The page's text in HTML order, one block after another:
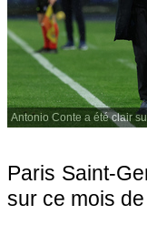
Antonio Conte a été clair
Paris Saint-
sur ce mois